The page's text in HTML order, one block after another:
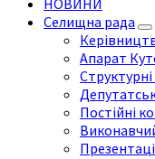
НОВИНИ
Селищна рада
Апарат
Постійні